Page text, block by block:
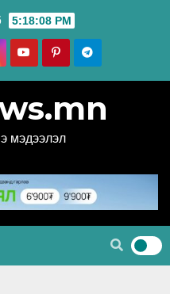
5:18:09 PM
мэдээлэл